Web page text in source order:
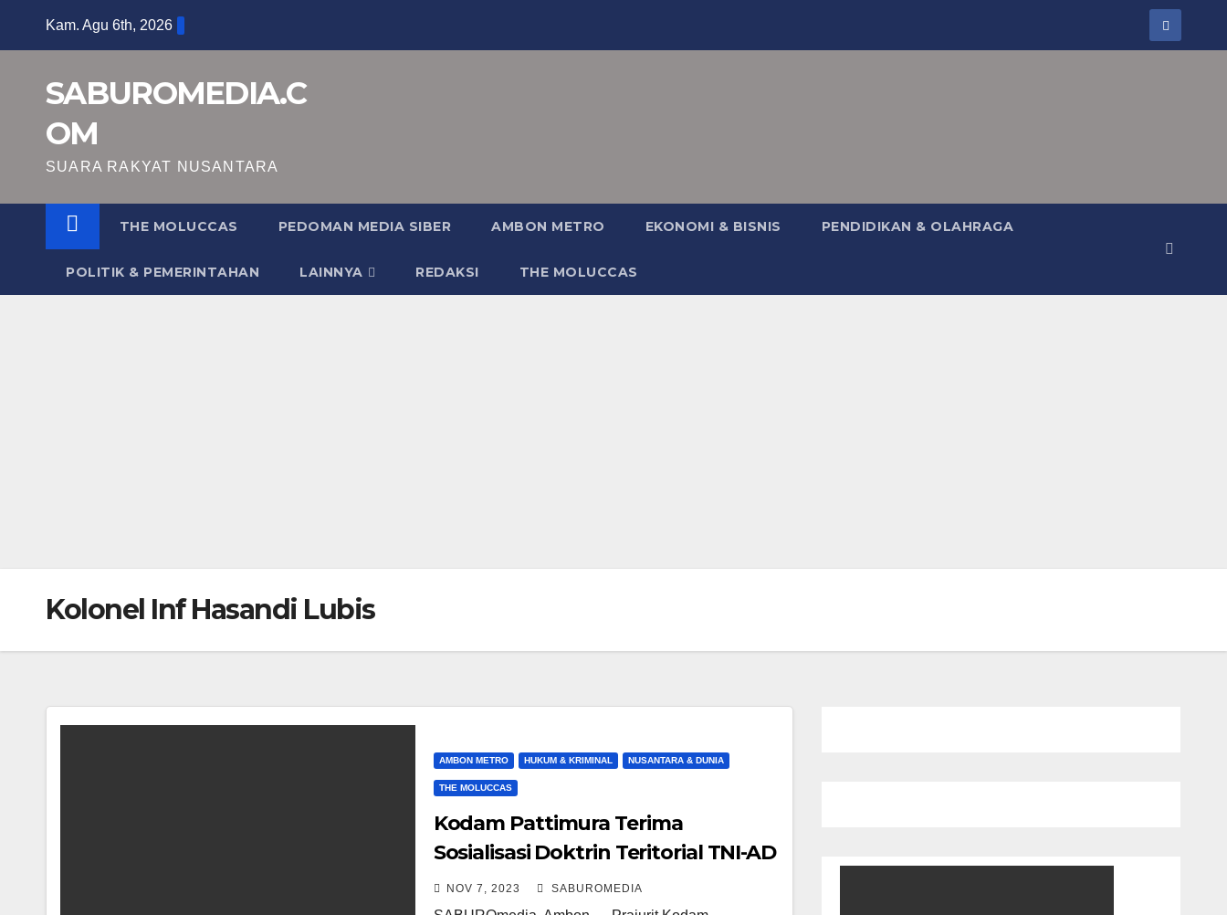
Kam. Agu 6th, 2026
SABUROMEDIA.C
OM
SUARA RAKYAT NUSANTARA
THE MOLUCCAS PEDOMAN MEDIA SIBER AMBON METRO EKONOMI & BISNIS PENDIDIKAN & OLAHRAGA
POLITIK & PEMERINTAHAN LAINNYA REDAKSI THE MOLUCCAS
Kolonel Inf Hasandi Lubis
AMBON METRO HUKUM & KRIMINAL NUSANTARA & DUNIA
THE MOLUCCAS
Kodam Pattimura Terima
Sosialisasi Doktrin Teritorial TNI-AD
dari Sterad
NOV 7, 2023 SABUROMEDIA